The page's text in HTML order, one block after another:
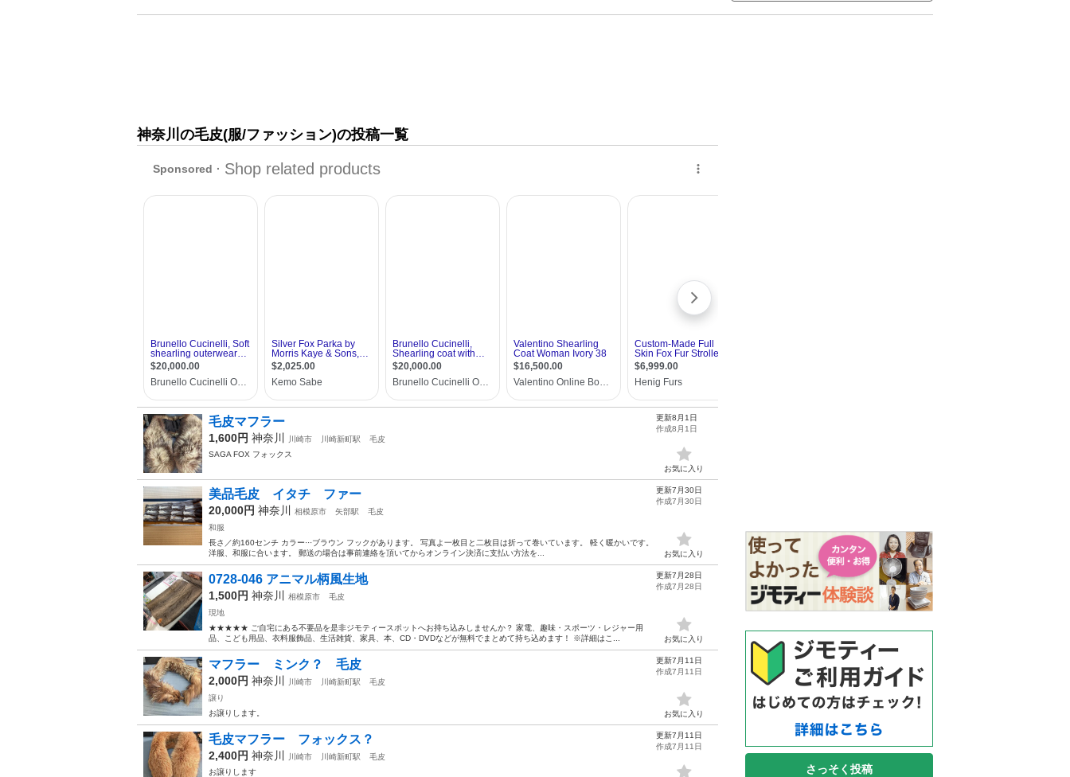
神奈川の毛皮(服/ファッション)の投稿一覧
毛皮マフラー
1,600円 神奈川 川崎市 川崎新町駅
毛皮
SAGA FOX フォックス
更新8月1日
作成8月1日
お気に入り
美品毛皮 イタチ ファー
20,000円 神奈川 相模原市 矢部駅
毛皮
和服
長さ／約160センチ カラー···ブラウン フックがあります。 写真よ一枚目と二枚目は折って巻いています。 軽く暖かいです。
洋服、和服に合います。 郵送の場合は事前連絡を頂いてからオンライン決済に支払い方法を...
更新7月30日
作成7月30日
お気に入り
0728-046 アニマル柄風生地
1,500円 神奈川 相模原市
毛皮
現地
★★★★★ ご自宅にある不要品を是非ジモティースポットへお持ち込みしませんか？ 家電、趣味・スポーツ・レジャー用
品、こども用品、衣料服飾品、生活雑貨、家具、本、CD・DVDなどが無料でまとめて持ち込めます！ ※詳細はこ...
更新7月28日
作成7月28日
お気に入り
マフラー ミンク？ 毛皮
2,000円 神奈川 川崎市 川崎新町駅
毛皮
譲り
お譲りします。
更新7月11日
作成7月11日
お気に入り
毛皮マフラー フォックス？
2,400円 神奈川 川崎市 川崎新町駅
毛皮
お譲りします
更新7月11日
作成7月11日
さっそく投稿